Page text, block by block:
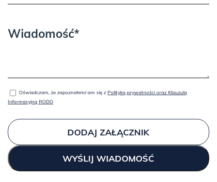
GOLD:
Wiadomość*
Oświadczam, że zapoznałem/-am się z Polityką prywatności oraz Klauzulą
Informacyjną RODO
DODAJ ZAŁĄCZNIK